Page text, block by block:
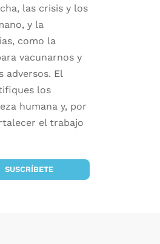
las crisis y los
y la
como la
vacunarnos y
adversos. El
los
humana y, por
el trabajo
SUSCRÍBETE